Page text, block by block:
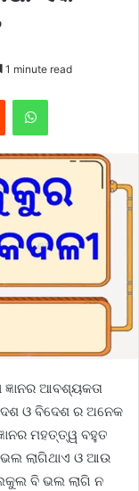
1 minute read
Reddit WhatsApp
ଆବଶ୍ୟକତା
ଦେଶ ଓ ବିଦେଶ ର ଅନେକ
ମହତ୍ତ୍ୱ ବହୁତ
ଭଲ ଲାଗିଥାଏ ଓ ଆଉ
ବି ଭଲ ଲାଗି ନ